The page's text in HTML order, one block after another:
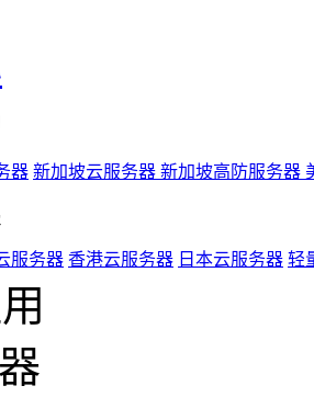
器 新加坡云服务器 新加坡高防服务器
服务器 香港云服务器 日本云服务器 轻